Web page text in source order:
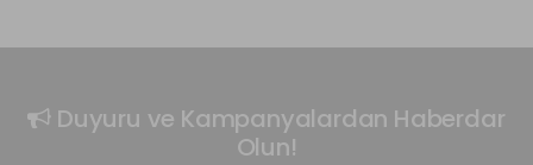
Duyuru ve Kampanyalardan Haberdar
Olun!